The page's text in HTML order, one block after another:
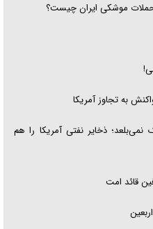
حملات موشکی ایران چیست؟
به تجاوز آمریکا
ذخایر نفتی آمریکا را هم
قائد امت